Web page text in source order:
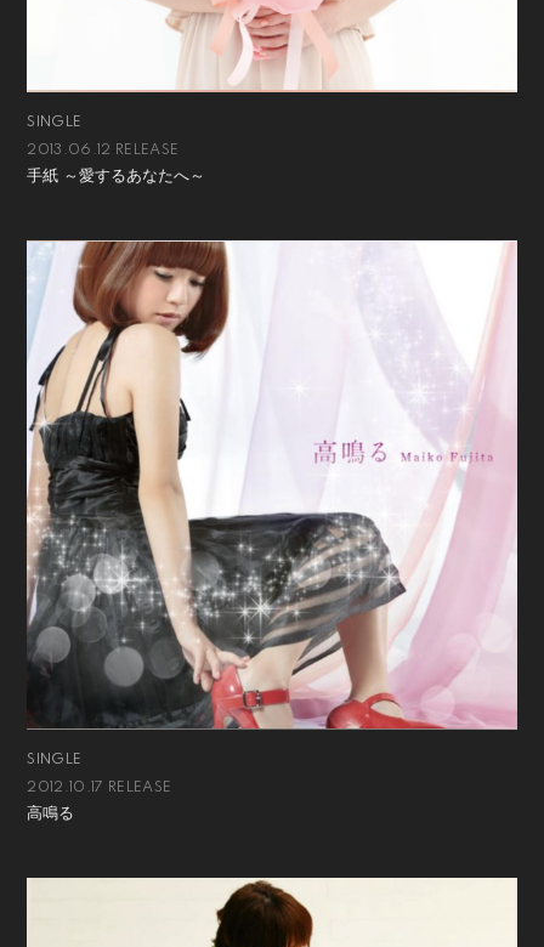
SINGLE
2013.06.12 RELEASE
手紙 ～愛するあなたへ～
SINGLE
2012.10.17 RELEASE
高鳴る